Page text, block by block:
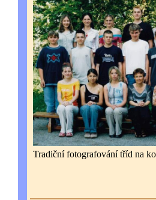
Tradiční fotografování tříd na